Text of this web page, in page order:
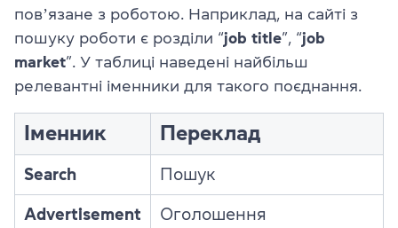
повʼязане з роботою. Наприклад, на сайті з
пошуку роботи є розділи “job title”, “job
market”. У таблиці наведені найбільш
релевантні іменники для такого поєднання.
Іменник Переклад
Search Пошук
Advertisement Оголошення